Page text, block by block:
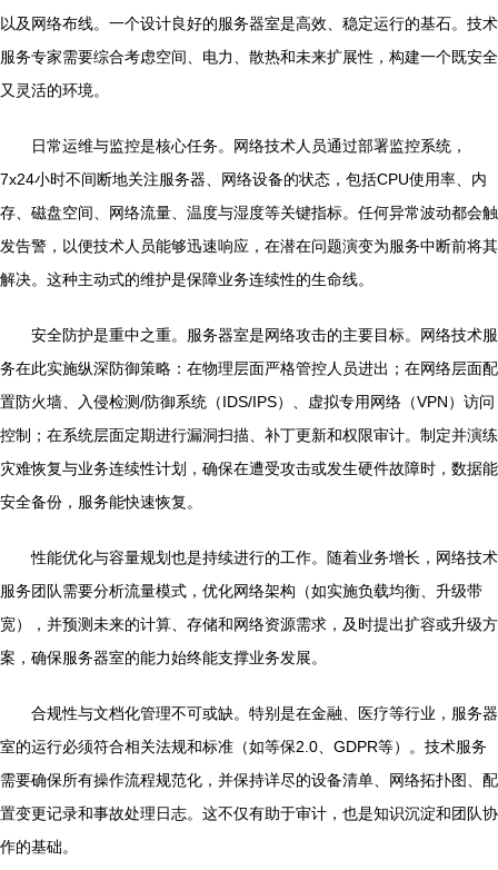
以及网络布线。一个设计良好的服务器室是高效、稳定运行的基石。技术
服务专家需要综合考虑空间、电力、散热和未来扩展性，构建一个既安全
又灵活的环境。
日常运维与监控是核心任务。网络技术人员通过部署监控系统，
7x24小时不间断地关注服务器、网络设备的状态，包括CPU使用率、内
存、磁盘空间、网络流量、温度与湿度等关键指标。任何异常波动都会触
发告警，以便技术人员能够迅速响应，在潜在问题演变为服务中断前将其
解决。这种主动式的维护是保障业务连续性的生命线。
安全防护是重中之重。服务器室是网络攻击的主要目标。网络技术服
务在此实施纵深防御策略：在物理层面严格管控人员进出；在网络层面配
置防火墙、入侵检测/防御系统（IDS/IPS）、虚拟专用网络（VPN）访问
控制；在系统层面定期进行漏洞扫描、补丁更新和权限审计。制定并演练
灾难恢复与业务连续性计划，确保在遭受攻击或发生硬件故障时，数据能
安全备份，服务能快速恢复。
性能优化与容量规划也是持续进行的工作。随着业务增长，网络技术
服务团队需要分析流量模式，优化网络架构（如实施负载均衡、升级带
宽），并预测未来的计算、存储和网络资源需求，及时提出扩容或升级方
案，确保服务器室的能力始终能支撑业务发展。
合规性与文档化管理不可或缺。特别是在金融、医疗等行业，服务器
室的运行必须符合相关法规和标准（如等保2.0、GDPR等）。技术服务
需要确保所有操作流程规范化，并保持详尽的设备清单、网络拓扑图、配
置变更记录和事故处理日志。这不仅有助于审计，也是知识沉淀和团队协
作的基础。